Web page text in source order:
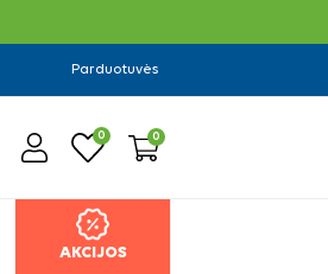
Parduotuvės
0 0
AKCIJOS